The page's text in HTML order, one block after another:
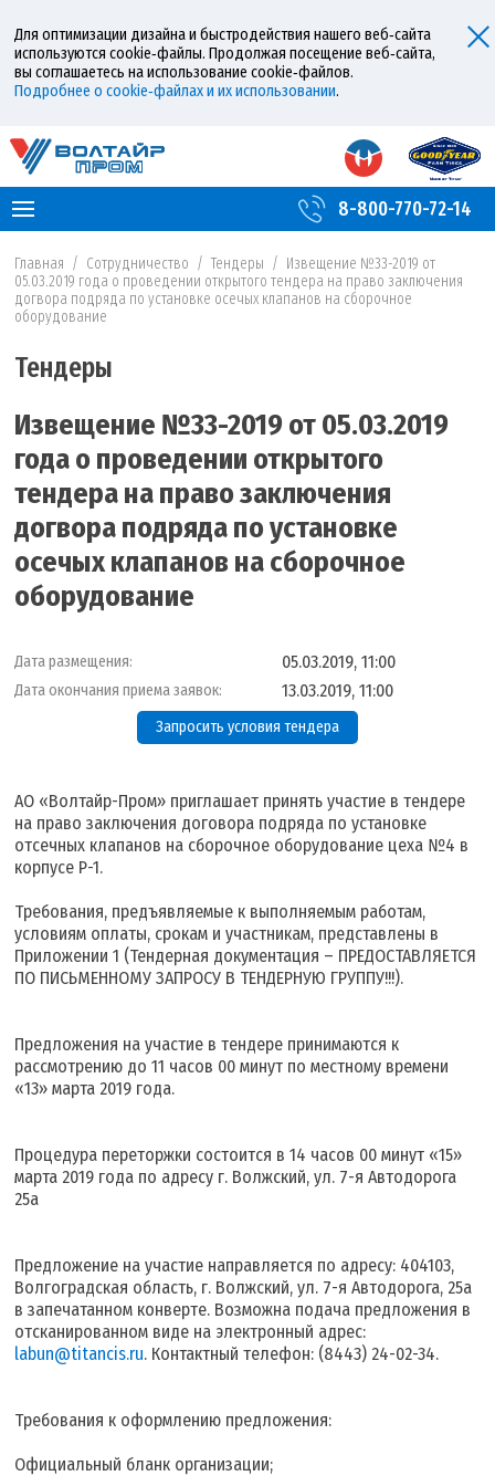
Для оптимизации дизайна и быстродействия нашего веб‑сайта
используются cookie‑файлы. Продолжая посещение веб‑сайта,
вы соглашаетесь на использование cookie‑файлов.
Подробнее о cookie‑файлах и их использовании.
8-800-770-72-14
Главная / Сотрудничество / Тендеры / Извещение №33-2019 от
05.03.2019 года о проведении открытого тендера на право заключения
догвора подряда по установке осечых клапанов на сборочное
оборудование
Тендеры
Извещение №33-2019 от 05.03.2019
года о проведении открытого
тендера на право заключения
догвора подряда по установке
осечых клапанов на сборочное
оборудование
Дата размещения: 05.03.2019, 11:00
Дата окончания приема заявок: 13.03.2019, 11:00
Запросить условия тендера
АО «Волтайр-Пром» приглашает принять участие в тендере
на право заключения договора подряда по установке
отсечных клапанов на сборочное оборудование цеха №4 в
корпусе Р-1.
Требования, предъявляемые к выполняемым работам,
условиям оплаты, срокам и участникам, представлены в
Приложении 1 (Тендерная документация – ПРЕДОСТАВЛЯЕТСЯ
ПО ПИСЬМЕННОМУ ЗАПРОСУ В ТЕНДЕРНУЮ ГРУППУ!!!).
Предложения на участие в тендере принимаются к
рассмотрению до 11 часов 00 минут по местному времени
«13» марта 2019 года.
Процедура переторжки состоится в 14 часов 00 минут «15»
марта 2019 года по адресу г. Волжский, ул. 7-я Автодорога
25а
Предложение на участие направляется по адресу: 404103,
Волгоградская область, г. Волжский, ул. 7-я Автодорога, 25а
в запечатанном конверте. Возможна подача предложения в
отсканированном виде на электронный адрес:
labun@titancis.ru. Контактный телефон: (8443) 24-02-34.
Требования к оформлению предложения:
Официальный бланк организации;